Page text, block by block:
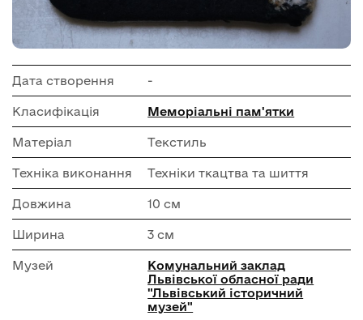
Дата створення -
Класифікація Меморіальні пам'ятки
Матеріал Текстиль
Техніка виконання Техніки ткацтва та шиття
Довжина 10 см
Ширина 3 см
Музей
Комунальний заклад
Львівської обласної ради
"Львівський історичний
музей"